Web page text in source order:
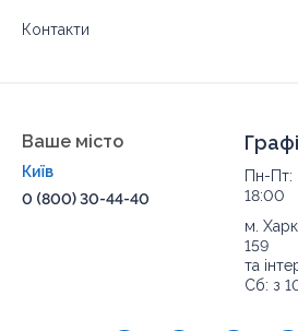
Контакти
Ваше місто
Київ
0 (800) 30-44-40
Пн-Пт:
18:00
м.
159
та
Сб: з